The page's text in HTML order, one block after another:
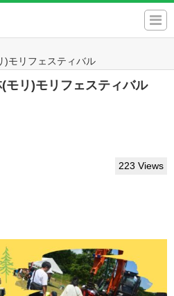
)モリフェスティバル
モリ)モリフェスティバル
223 Views